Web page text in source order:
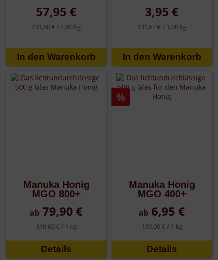
57,95 €
231,80 € / 1,00 kg
3,95 €
131,67 € / 1,00 kg
Manuka Honig
MGO 800+
ab 79,90 €
319,60 € / 1 kg
Details
%
Manuka Honig
MGO 400+
ab 6,95 €
139,00 € / 1 kg
Details